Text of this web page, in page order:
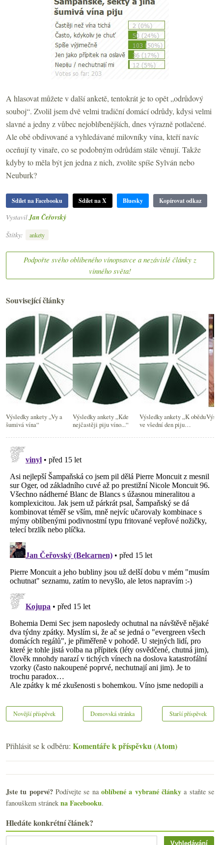
A hlasovat můžete v další anketě, tentokrát je to opět „odrůdový
souboj“. Zvolil jsem dvě velmi tradiční domácí odrůdy, kdysi velmi
slavné a jedny z vůbec nejoblíbenějších, dnes výrazně potlačené.
Ale obě obdivované a vyhledávané milovníky vína, kteří navíc
oceňují ty vinaře, co se podobným odrůdám stále věnují. Takže
kdyby to měla být jen jedna z nich, zvolíte spíše Sylván nebo
Neuburk?
Sdílet na Facebooku Sdílet na X Bluesky Kopírovat odkaz
Vystavil Jan Čeřovský
Štítky:
ankety
Podpořte svého oblíbeného vínopsavce a nezávislé články z
vinného světa!
Související články
Výsledky ankety „Vy a
šumivá vína“
Výsledky ankety „Kde
nejčastěji piju víno...“
Výsledky ankety „K obědu
ve všední den piju
Novější příspěvek Starší příspěvek
Domovská stránka
Přihlásit se k odběru: Komentáře k příspěvku (Atom)
Jste tu poprvé?Podívejte se naoblíbené a vybrané články a staňte se
fanouškem stránek na Facebooku.
Hledáte konkrétní článek?